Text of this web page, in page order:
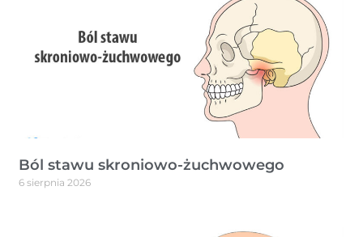
Ból stawu skroniowo-żuchwowego
6 sierpnia 2026